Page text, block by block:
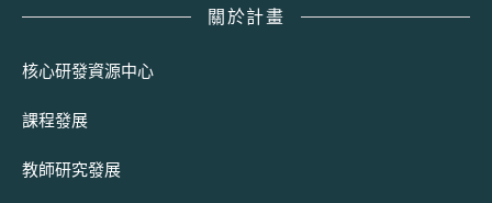
關於計畫
核心研發資源中心
課程發展
教師研究發展